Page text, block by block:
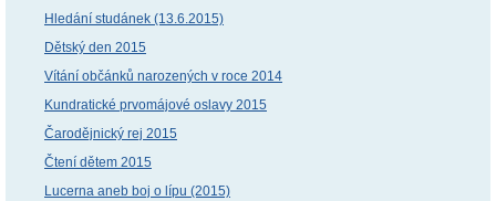
Hledání studánek (13.6.2015)
Dětský den 2015
Vítání občánků narozených v roce 2014
Kundratické prvomájové oslavy 2015
Čarodějnický rej 2015
Čtení dětem 2015
Lucerna aneb boj o lípu (2015)